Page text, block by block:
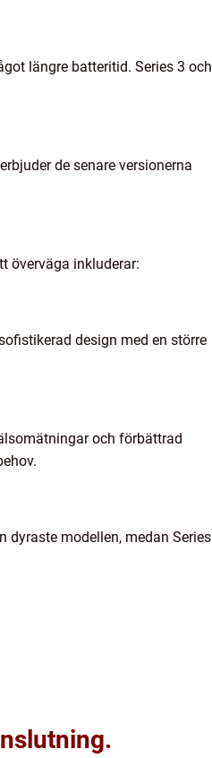
längre batteritid. Series 3 och
de senare versionerna
överväga inkluderar:
design med en större
och förbättrad
dyraste modellen, medan Series